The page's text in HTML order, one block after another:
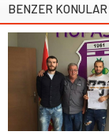
BENZER KONULAR